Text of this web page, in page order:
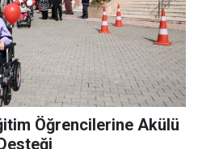
Öğrencilerine Akülü